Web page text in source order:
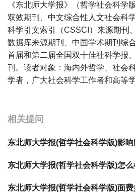
《东北师大学报》（哲学社会科学
双效期刊、中文综合性人文社会科
科学引文索引（CSSCI）来源期刊
数据库来源期刊、中国学术期刊综
首届和第二届全国双十佳社科学报
刊。读者对象：海内外哲学、社会
学者，广大社会科学工作者和高等
相关提问
东北师大学报(哲学社会科学版)影
东北师大学报(哲学社会科学版)怎么
东北师大学报(哲学社会科学版)面费